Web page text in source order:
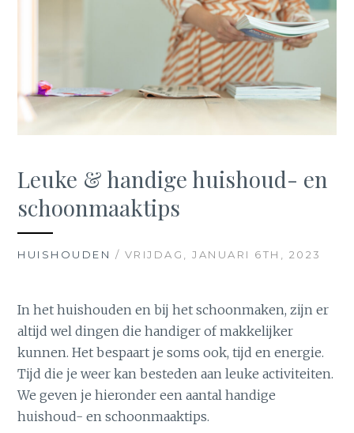
Leuke & handige huishoud- en
schoonmaaktips
HUISHOUDEN / VRIJDAG, JANUARI 6TH, 2023
In het huishouden en bij het schoonmaken, zijn er
altijd wel dingen die handiger of makkelijker
kunnen. Het bespaart je soms ook, tijd en energie.
Tijd die je weer kan besteden aan leuke activiteiten.
We geven je hieronder een aantal handige
huishoud- en schoonmaaktips.